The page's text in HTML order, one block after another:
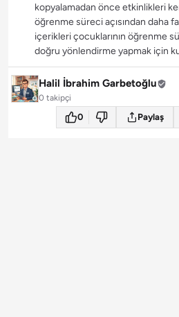
kopyalamadan önce etkinlikleri
öğrenme süreci açısından daha
içerikleri çocuklarının öğrenme
doğru yönlendirme yapmak için
Halil İbrahim Garbetoğlu
0 takipçi
0 Paylaş